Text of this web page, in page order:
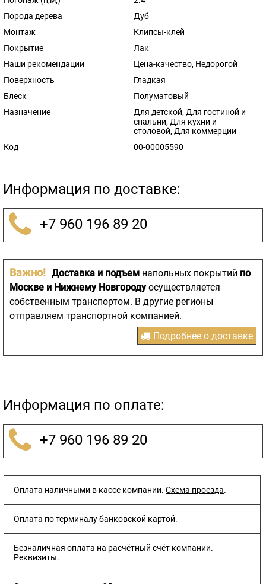
Порода дерева
Дуб
Монтаж
Клипсы-клей
Покрытие
Лак
Наши рекомендации
Цена-качество, Недорогой
Поверхность
Гладкая
Блеск
Полуматовый
Назначение
Для детской, Для гостиной и
спальни, Для кухни и
столовой, Для коммерции
Код
00-00005590
Информация по доставке:
+7 960 196 89 20
Важно! Доставка и подъем напольных покрытий по
Москве и Нижнему Новгородуосуществляется
собственным транспортом. В другие регионы
отправляем транспортной компанией.
Подробнее о доставке
Информация по оплате:
+7 960 196 89 20
Оплата наличными в кассе компании. Схема проезда.
Оплата по терминалу банковской картой.
Безналичная оплата на расчётный счёт компании.
Реквизиты.